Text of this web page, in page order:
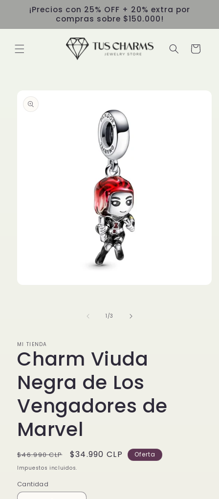
directamente
¡Precios con 25% OFF + 20% extra por
compras sobre $150.000!
Carrito
información
del producto
1 /de
3
MI TIENDA
Charm Viuda
Negra de Los
Vengadores de
Marvel
Precio
habitual
$46.990 CLP
Precio
de
$34.990 CLP Oferta
Impuestos incluidos.
Cantidad